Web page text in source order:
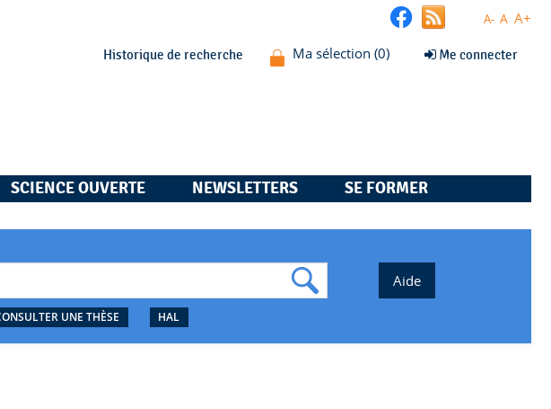
A- A A+
Historique de recherche Me connecter
SCIENCE OUVERTE NEWSLETTERS SE FORMER
UNE THÈSE HAL